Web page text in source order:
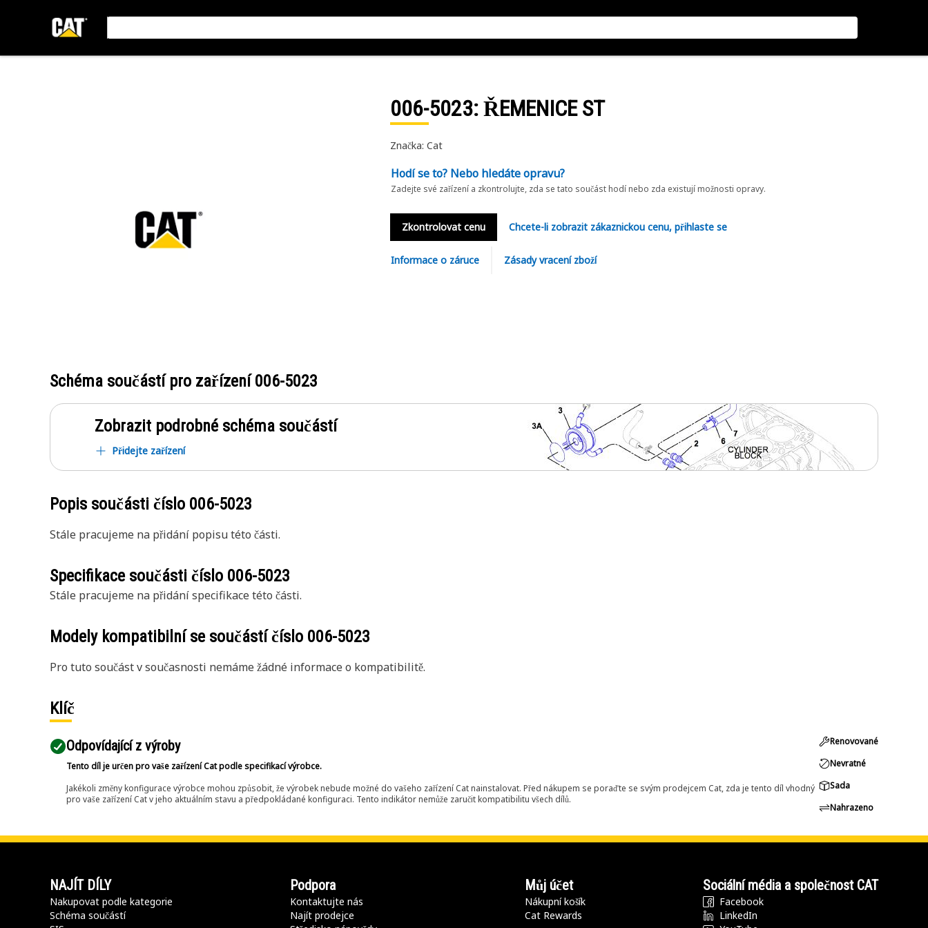
006-5023: ŘEMENICE ST
Značka: Cat
Hodí se to? Nebo hledáte opravu?
Zadejte své zařízení a zkontrolujte, zda se tato součást hodí nebo zda existují možnosti opravy.
Zkontrolovat cenu Chcete-li zobrazit zákaznickou cenu, přihlaste se
Informace o záruce Zásady vracení zboží
Schéma součástí pro zařízení006-5023
Zobrazit podrobné schéma součástí
Přidejte zařízení
Popis součásti číslo 006-5023
Stále pracujeme na přidání popisu této části.
Specifikace součásti číslo 006-5023
Stále pracujeme na přidání specifikace této části.
Modely kompatibilní se součástí číslo 006-5023
Pro tuto součást v současnosti nemáme žádné informace o kompatibilitě.
Klíč
Odpovídající z výroby
Tento díl je určen pro vaše zařízení Cat podle specifikací výrobce.
Jakékoli změny konfigurace výrobce mohou způsobit, že výrobek nebude možné do vašeho zařízení Cat nainstalovat. Před nákupem se poraďte se svým prodejcem Cat, zda je tento díl vhodný
pro vaše zařízení Cat v jeho aktuálním stavu a předpokládané konfiguraci. Tento indikátor nemůže zaručit kompatibilitu všech dílů.
Renovované
Nevratné
Sada
Nahrazeno
NAJÍT DÍLY
Nakupovat podle kategorie
Schéma součástí
Podpora
Kontaktujte nás
Najít prodejce
Můj účet
Nákupní košík
Cat Rewards
Sociální média a společnost CAT
Facebook
LinkedIn